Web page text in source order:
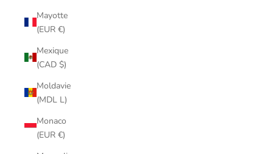
Mayotte
(EUR €)
Mexique
(CAD $)
Moldavie
(MDL L)
Monaco
(EUR €)